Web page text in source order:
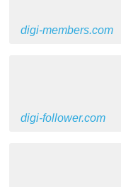
digi-members.com
digi-follower.com